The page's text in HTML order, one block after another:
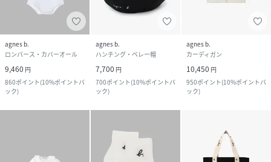
agnes b.
ロンパース・カバーオール
9,460 円
860ポイント(10%ポイントバ
ック)
agnes b.
ハンチング・ベレー帽
7,700 円
700ポイント(10%ポイントバ
ック)
agnes b.
カーディガン
10,450 円
950ポイント(10%ポイントバ
ック)